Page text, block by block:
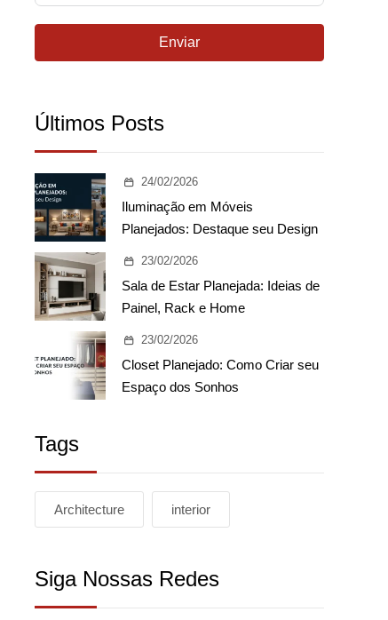
Enviar
Últimos Posts
24/02/2026
Iluminação em Móveis
Planejados: Destaque seu Design
23/02/2026
Sala de Estar Planejada: Ideias de
Painel, Rack e Home
23/02/2026
Closet Planejado: Como Criar seu
Espaço dos Sonhos
Tags
Architecture interior
Siga Nossas Redes